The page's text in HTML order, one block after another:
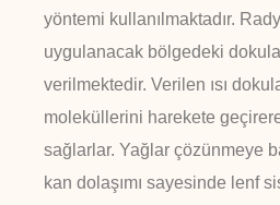
yöntemi kullanılmaktadır.
uygulanacak bölgedeki
verilmektedir. Verilen ısı
moleküllerini harekete
sağlarlar. Yağlar çözünmeye
kan dolaşımı sayesinde lenf